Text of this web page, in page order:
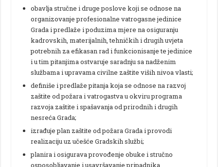
obavlja stručne i druge poslove koji se odnose na
organizovanje profesionalne vatrogasne jedinice
Grada i predlaže i poduzima mjere na osiguranju
kadrovskih, materijalnih, tehničkih i drugih uvjeta
potrebnih za efikasan rad i funkcionisanje te jedinice
i u tim pitanjima ostvaruje saradnju sa nadženim
službama i upravama civilne zaštite viših nivoa vlasti;
definiše i predlaže pitanja koja se odnose na razvoj
zaštite od požara i vatrogastva u okviru programa
razvoja zaštite i spašavanja od prirodnih i drugih
nesreća Grada;
izrađuje plan zaštite od požara Grada i provodi
realizaciju uz učešće Gradskih službi;
planira i osigurava provođenje obuke i stručno
osposobljavanje i usavršavanje pripadnika